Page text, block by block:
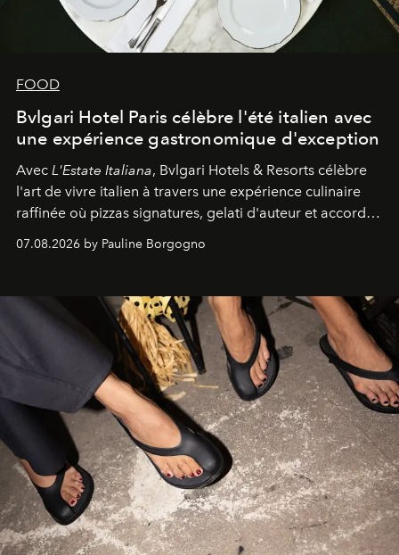
FOOD
Bvlgari Hotel Paris célèbre l'été italien avec
une expérience gastronomique d'exception
Avec L'Estate Italiana, Bvlgari Hotels & Resorts célèbre
l'art de vivre italien à travers une expérience culinaire
raffinée où pizzas signatures, gelati d'auteur et accords
d'exception composent un véritable voyage sensoriel.
07.08.2026 by Pauline Borgogno